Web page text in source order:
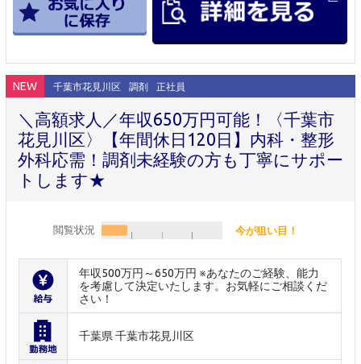
NEW 千葉市花見川区 調剤 正社員
＼高額求人／年収650万円可能！〈千葉市
花見川区〉【年間休日120日】内科・整形
外科応需！調剤未経験の方も丁寧にサポー
トします★
閲覧状況 今が狙い目！
年収500万円～650万円 ※あなたのご経験、能力
を考慮して決定いたします。お気軽にご相談くだ
さい！
千葉県 千葉市花見川区